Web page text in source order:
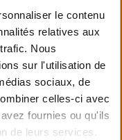
le contenu
relatives aux
Nous
sur l'utilisation de
sociaux, de
celles-ci avec
fournies ou qu'ils
de leurs services.
de type de poses
motif à
Nous avons votre
est constitué